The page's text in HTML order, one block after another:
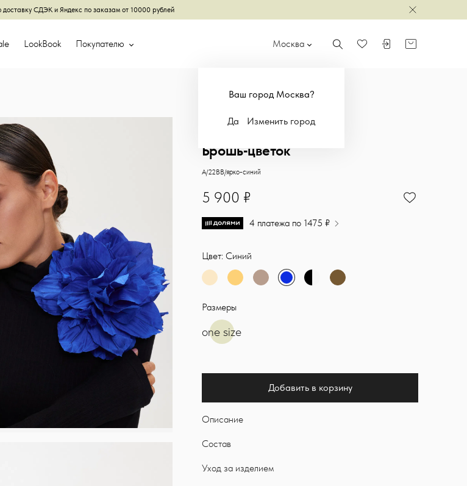
СДЭК и Яндекс по заказам от 10000 рублей Закрыть
LookBook Покупателю Москва
Ваш город Москва?
Да Изменить город
Поиск ИзбранноеВойти или
Корзина
ТОЛЬКО ОНЛАЙН
Брошь-цветок
Удивительное украшение, которое создаёт настроение и
Sasha Ostrov
A/22BB/ярко-синий
5900
5 900 ₽
4 платежа по 1475 ₽
Цвет: Синий
Размеры
one size
Добавить в корзину
Описание
Состав
Уход за изделием